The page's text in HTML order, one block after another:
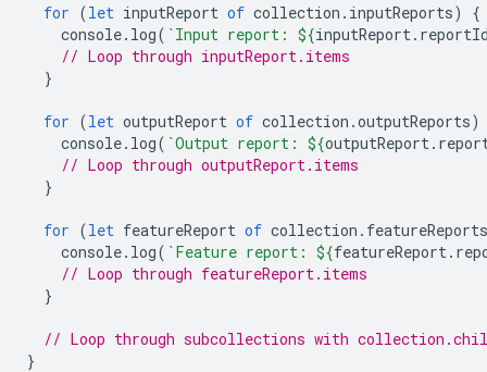
for (let inputReport of collection . inputReports)
{
console. log( `Input report: ${inputReport.
// Loop through inputReport.items
}
for (let outputReport of collection .outputReports)
console. log( `Output report: ${outputReport.
// Loop through outputReport.items
}
for (let featureReport of collection . featureReports
console. log( `Feature report: ${featureReport.
// Loop through featureReport.items
}
// Loop through subcollections with
}